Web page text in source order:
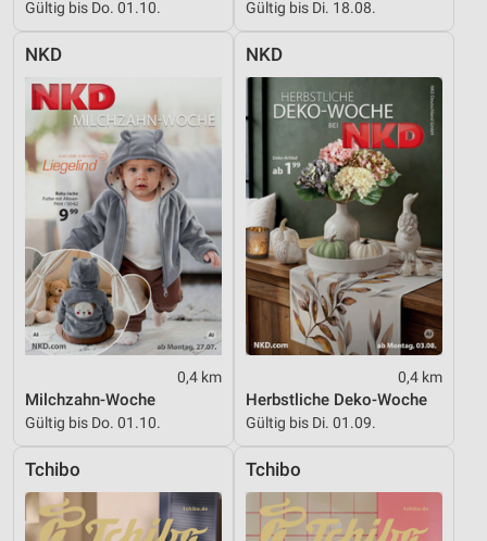
Gültig bis Do. 01.10. Gültig bis Di. 18.08.
NKD
0,4 km
Milchzahn-Woche
Gültig bis Do. 01.10.
NKD
0,4 km
Herbstliche Deko-Woche
Gültig bis Di. 01.09.
Tchibo Tchibo